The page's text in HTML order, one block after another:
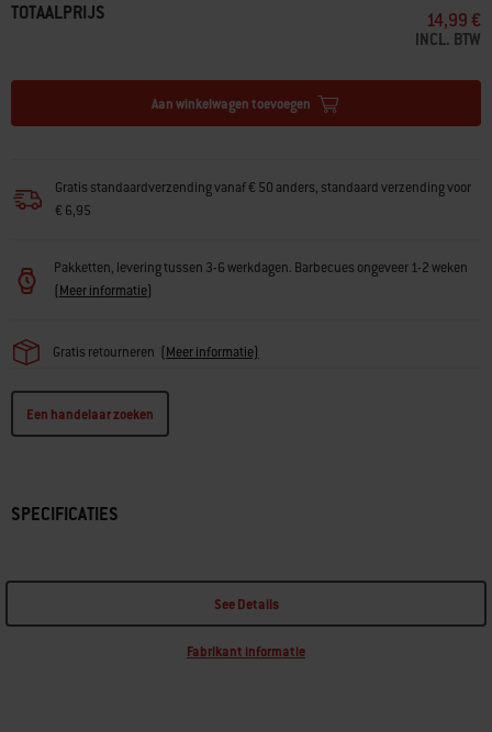
TOTAALPRIJS 14,99 €
INCL. BTW
Aan winkelwagen toevoegen
Gratis standaardverzending vanaf € 50 anders, standaard verzending voor
€ 6,95
Pakketten, levering tussen 3-6 werkdagen. Barbecues ongeveer 1-2 weken
(Meer informatie)
Gratis retourneren (Meer informatie)
Een handelaar zoeken
SPECIFICATIES
See Details
Fabrikant informatie